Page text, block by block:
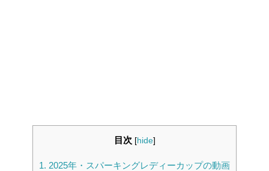
目次 [hide]
1. 2025年・スパーキングレディーカップの動画